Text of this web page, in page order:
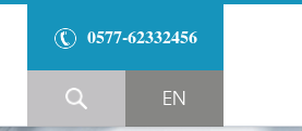
0577-62332456
EN